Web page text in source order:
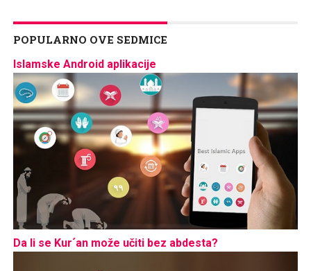
POPULARNO OVE SEDMICE
Islamske Android aplikacije
Da li se Kur´an može učiti bez abdesta?